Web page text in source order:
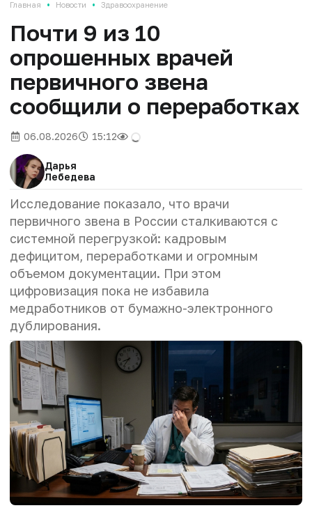
Главная • Новости • Здравоохранение
Почти 9 из 10
опрошенных врачей
первичного звена
сообщили о переработках
06.08.2026 15:12
Дарья
Лебедева
Исследование показало, что врачи
первичного звена в России сталкиваются с
системной перегрузкой: кадровым
дефицитом, переработками и огромным
объемом документации. При этом
цифровизация пока не избавила
медработников от бумажно-электронного
дублирования.